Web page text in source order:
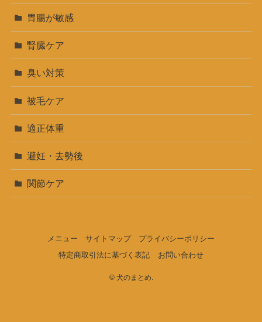
胃腸が敏感
腎臓ケア
臭い対策
被毛ケア
適正体重
避妊・去勢後
関節ケア
メニュー サイトマップ
プライバシーポリシー
特定商取引法に基づく表記
お問い合わせ
©犬のまとめ.